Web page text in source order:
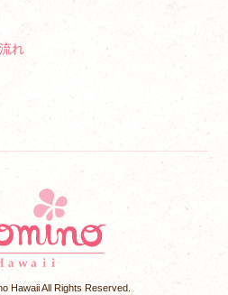
れ
Hawaii All Rights Reserved.